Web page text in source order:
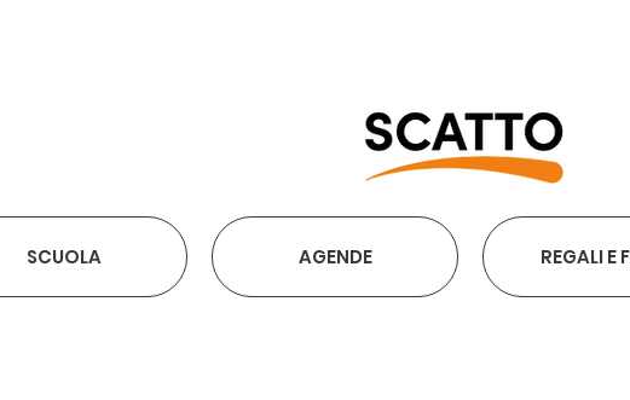
SCUOLA AGENDE REGALI E